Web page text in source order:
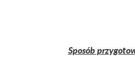
Sposób